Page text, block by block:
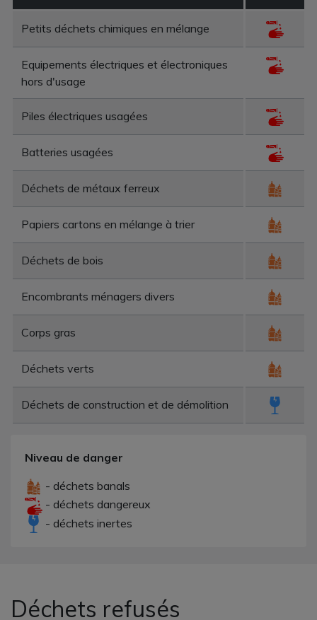
Petits déchets chimiques en mélange
Equipements électriques et électroniques
hors d'usage
Piles électriques usagées
Batteries usagées
Déchets de métaux ferreux
Papiers cartons en mélange à trier
Déchets de bois
Encombrants ménagers divers
Corps gras
Déchets verts
Déchets de construction et de démolition
Niveau de danger
- déchets banals
- déchets dangereux
- déchets inertes
Déchets refusés